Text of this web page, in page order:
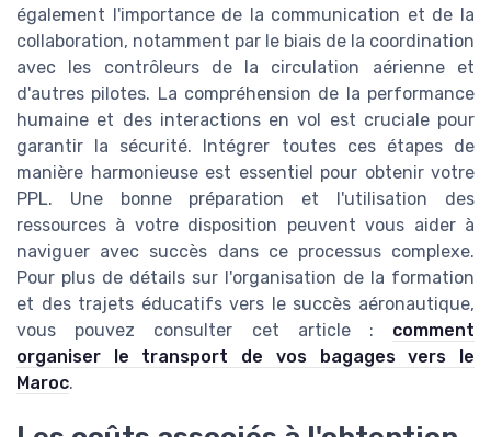
également l'importance de la communication et de la
collaboration, notamment par le biais de la coordination
avec les contrôleurs de la circulation aérienne et
d'autres pilotes. La compréhension de la performance
humaine et des interactions en vol est cruciale pour
garantir la sécurité. Intégrer toutes ces étapes de
manière harmonieuse est essentiel pour obtenir votre
PPL. Une bonne préparation et l'utilisation des
ressources à votre disposition peuvent vous aider à
naviguer avec succès dans ce processus complexe.
Pour plus de détails sur l'organisation de la formation
et des trajets éducatifs vers le succès aéronautique,
vous pouvez consulter cet article : comment
organiser le transport de vos bagages vers le
Maroc.